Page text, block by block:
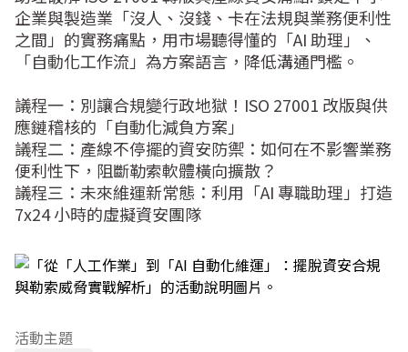
企業與製造業「沒人、沒錢、卡在法規與業務便利性
之間」的實務痛點，用市場聽得懂的「AI 助理」、
「自動化工作流」為方案語言，降低溝通門檻。
議程一：別讓合規變行政地獄！ISO 27001 改版與供
應鏈稽核的「自動化減負方案」
議程二：產線不停擺的資安防禦：如何在不影響業務
便利性下，阻斷勒索軟體橫向擴散？
議程三：未來維運新常態：利用「AI 專職助理」打造
7x24 小時的虛擬資安團隊
活動主題